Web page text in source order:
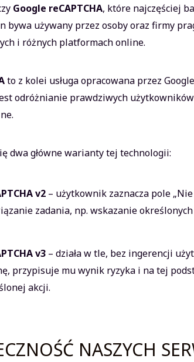
Google reCAPTCHA, które najczęściej
bywa używany przez osoby oraz firmy
i różnych platformach online.
to z kolei usługa opracowana przez
odróżnianie prawdziwych
dwa główne warianty tej technologii:
v2 – użytkownik zaznacza pole
zadania, np. wskazanie
v3 – działa w tle, bez ingerencji
przypisuje mu wynik ryzyka i na tej
akcji.
NASZYCH